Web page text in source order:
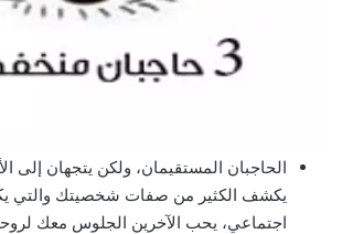
الحاجبان المستقيمان، ولكن يتجهان إلى
يكشف الكثير من صفات شخصيتك والتي
اجتماعي، يحب الآخرين الجلوس معك